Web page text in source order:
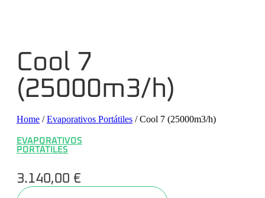
Cool 7
(25000m3/h)
Home /Evaporativos Portátiles / Cool 7 (25000m3/h)
EVAPORATIVOS
PORTÁTILES
3.140,00 €